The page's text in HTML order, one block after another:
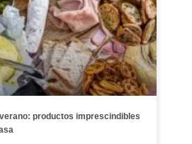
productos imprescindibles